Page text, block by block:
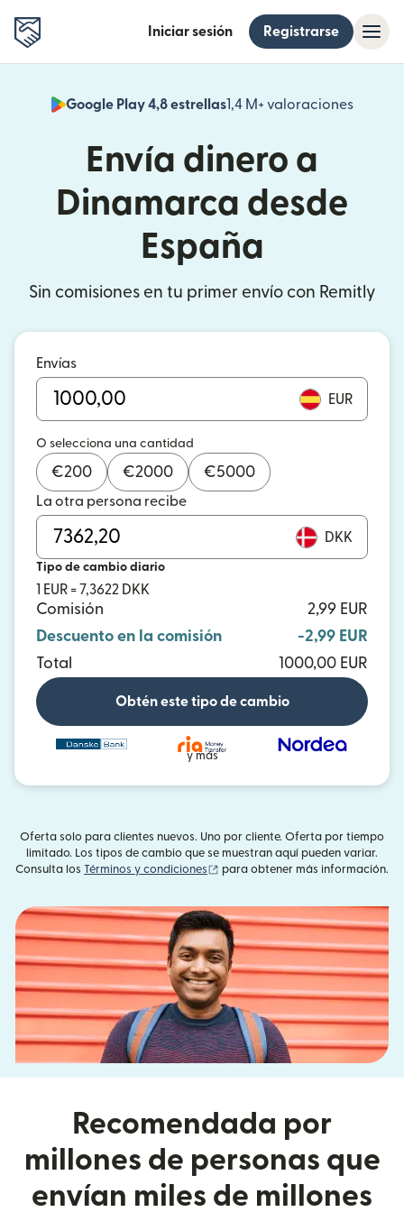
Iniciar sesión Registrarse
Google Play 4,8 estrellas1,4 M+ valoraciones
(se
Envía dinero a
Dinamarca desde
España
Sin comisiones en tu primer envío con Remitly
Envías
EUR
O selecciona una cantidad
€200 €2000 €5000
La otra persona recibe
DKK
Tipo de cambio diario
1 EUR = 7,3622 DKK
Comisión
2,99 EUR
Descuento en la comisión
-2,99 EUR
Total
1000,00 EUR
Obtén este tipo de cambio
y más
Oferta solo para clientes nuevos. Uno por cliente. Oferta por tiempo
limitado. Los tipos de cambio que se muestran aquí pueden variar.
Consulta los Términos y condiciones (se abre en una ventana nueva)
para obtener más información.
Recomendada por
millones de personas que
envían miles de millones